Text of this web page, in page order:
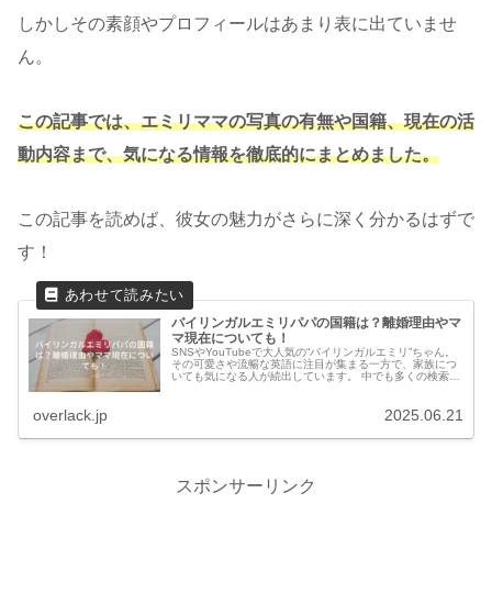
しかしその素顔やプロフィールはあまり表に出ていませ
ん。
この記事では、エミリママの写真の有無や国籍、現在の活
動内容まで、気になる情報を徹底的にまとめました。
この記事を読めば、彼女の魅力がさらに深く分かるはずで
す！
バイリンガルエミリパパの国籍は？離婚理由やマ
マ現在についても！
SNSやYouTubeで大人気の“バイリンガルエミリ”ちゃん。
その可愛さや流暢な英語に注目が集まる一方で、家族につ
いても気になる人が続出しています。 中でも多くの検索が
overlack.jp 2025.06.21
スポンサーリンク